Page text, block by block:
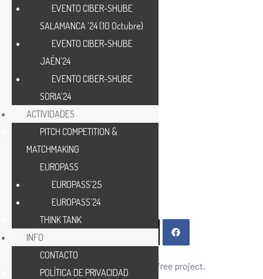
CIBER-SHUBE – A paper free project.
EVENTO CIBER-SHUBE
SALAMANCA ’24 (10 Octubre)
EVENTO CIBER-SHUBE
JAÉN’24
EVENTO CIBER-SHUBE
SORIA’24
ACTIVIDADES
PITCH COMPETITION &
MATCHMAKING
EUROPASS
EUROPASS’25
EUROPASS’24
THINK TANK
INFO
CONTACTO
POLÍTICA DE PRIVACIDAD